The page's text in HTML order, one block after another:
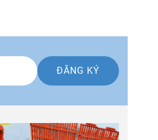
ĐĂNG KÝ